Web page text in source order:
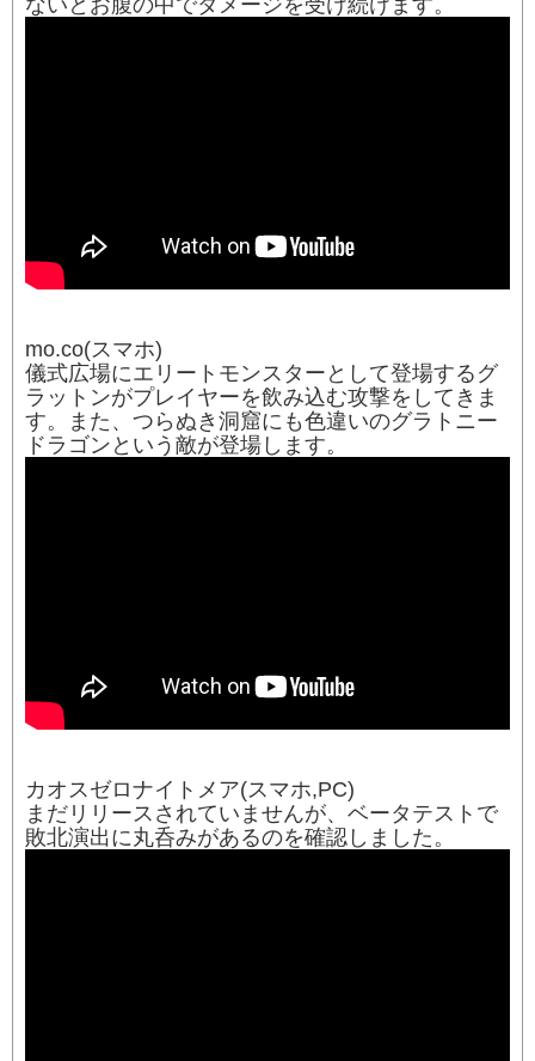
mo.co(スマホ)
儀式広場にエリートモンスターとして登場するグ
ラットンがプレイヤーを飲み込む攻撃をしてきま
す。また、つらぬき洞窟にも色違いのグラトニー
ドラゴンという敵が登場します。
カオスゼロナイトメア(スマホ,PC)
まだリリースされていませんが、ベータテストで
敗北演出に丸呑みがあるのを確認しました。